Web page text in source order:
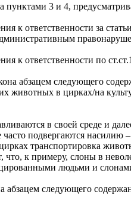
пунктами 3 и 4,
к ответственности за
к ответственности по
абзацем следующего
животных в цирках/на
в своей среде и
подвергаются
транспортировка
к примеру, слоны в
людьми и
абзацем следующего